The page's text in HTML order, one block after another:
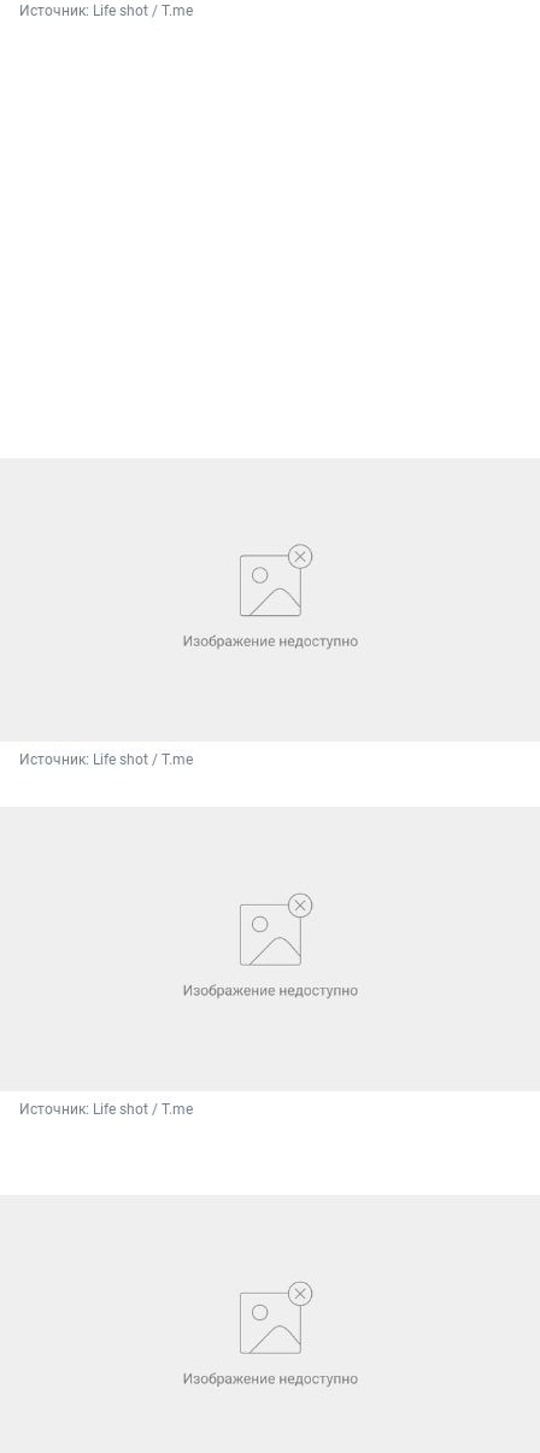
Источник: Life shot / T.me
Источник: Life shot / T.me
Источник: Life shot / T.me